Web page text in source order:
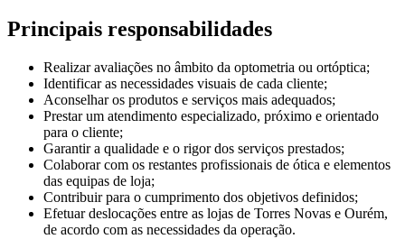
Principais responsabilidades
Realizar avaliações no âmbito da optometria ou ortóptica;
Identificar as necessidades visuais de cada cliente;
Aconselhar os produtos e serviços mais adequados;
Prestar um atendimento especializado, próximo e orientado
para o cliente;
Garantir a qualidade e o rigor dos serviços prestados;
Colaborar com os restantes profissionais de ótica e elementos
das equipas de loja;
Contribuir para o cumprimento dos objetivos definidos;
Efetuar deslocações entre as lojas de Torres Novas e Ourém,
de acordo com as necessidades da operação.